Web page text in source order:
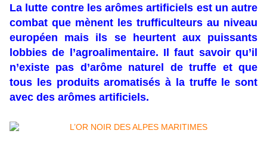
La lutte contre les arômes artificiels est un autre
combat que mènent les trufficulteurs au niveau
européen mais ils se heurtent aux puissants
lobbies de l’agroalimentaire. Il faut savoir qu’il
n’existe pas d’arôme naturel de truffe et que
tous les produits aromatisés à la truffe le sont
avec des arômes artificiels.